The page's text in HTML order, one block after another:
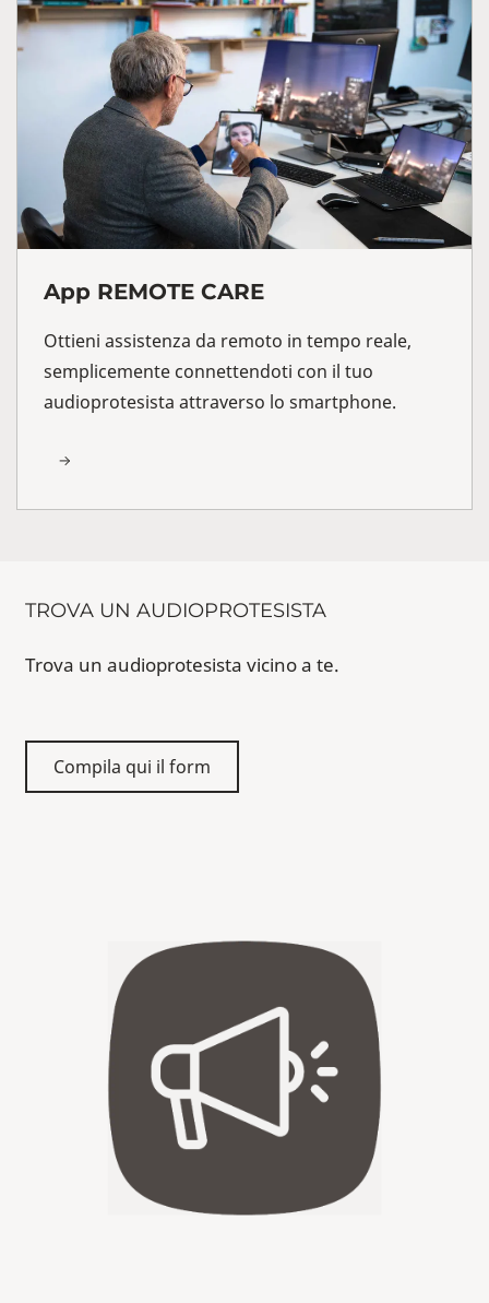
App REMOTE CARE
Ottieni assistenza da remoto in tempo reale,
semplicemente connettendoti con il tuo
audioprotesista attraverso lo smartphone.
TROVA UN AUDIOPROTESISTA
Trova un audioprotesista vicino a te.
Compila qui il form